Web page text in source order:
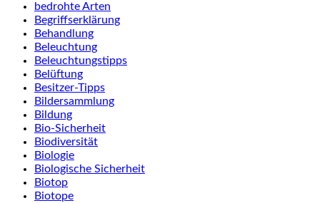
bedrohte Arten
Begriffserklärung
Behandlung
Beleuchtung
Beleuchtungstipps
Belüftung
Besitzer-Tipps
Bildersammlung
Bildung
Bio-Sicherheit
Biodiversität
Biologie
Biologische Sicherheit
Biotop
Biotope